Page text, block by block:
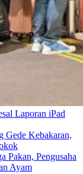
Laporan iPad
Gede Kebakaran,
Pakan, Pengusaha
Ayam